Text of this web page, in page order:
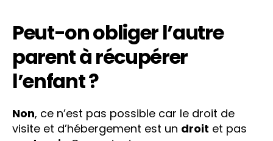
Peut-on obliger l’autre
parent à récupérer
l’enfant ?
Non, ce n’est pas possible car le droit de
visite et d’hébergement est un droit et pas